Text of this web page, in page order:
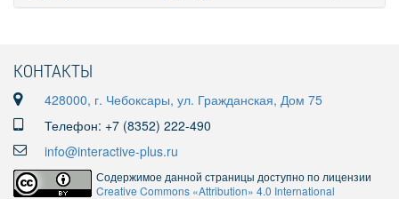
КОНТАКТЫ
428000, г. Чебоксары, ул. Гражданская, Дом 75
Телефон: +7 (8352) 222-490
info@interactive-plus.ru
Содержимое данной страницы доступно по лицензии
Creative Commons «Attribution» 4.0 International